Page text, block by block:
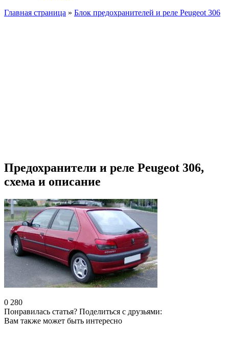
Главная страница » Блок предохранителей и реле Peugeot 306
Предохранители и реле Peugeot 306,
схема и описание
0 280
Понравилась статья? Поделиться с друзьями:
Вам также может быть интересно